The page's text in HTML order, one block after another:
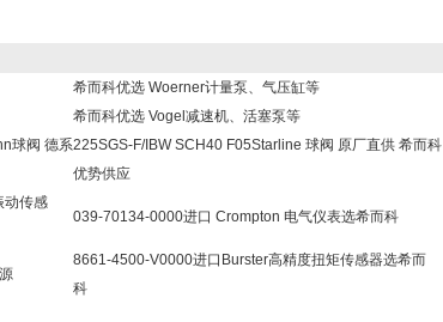
希而科优选 Woerner计量泵、气压缸等
希而科优选 Vogel减速机、活塞泵等
球阀 德系225SGS-F/IBW SCH40 F05Starline 球阀 原厂直供 希而科
优势供应
动传感
039-70134-0000进口 Crompton 电气仪表选希而科
8661-4500-V0000进口Burster高精度扭矩传感器选希而
科